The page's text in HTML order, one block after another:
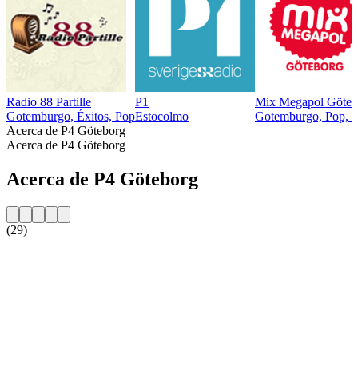
Radio 88 Partille
Gotemburgo, Éxitos, Pop
P1
Estocolmo
Mix Megapol
Gotemburgo, Pop,
Acerca de P4 Göteborg
Acerca de P4 Göteborg
Acerca de P4 Göteborg
(29)